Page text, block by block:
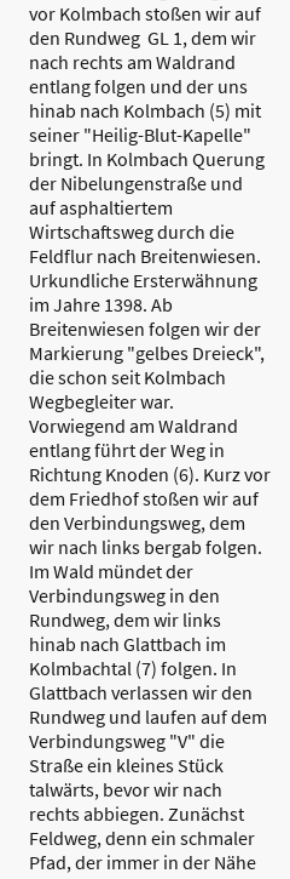
vor Kolmbach stoßen wir auf
den Rundweg GL 1, dem wir
nach rechts am Waldrand
entlang folgen und der uns
hinab nach Kolmbach (5) mit
seiner "Heilig-Blut-Kapelle"
bringt. In Kolmbach Querung
der Nibelungenstraße und
auf asphaltiertem
Wirtschaftsweg durch die
Feldflur nach Breitenwiesen.
Urkundliche Ersterwähnung
im Jahre 1398. Ab
Breitenwiesen folgen wir der
Markierung "gelbes Dreieck",
die schon seit Kolmbach
Wegbegleiter war.
Vorwiegend am Waldrand
entlang führt der Weg in
Richtung Knoden (6). Kurz vor
dem Friedhof stoßen wir auf
den Verbindungsweg, dem
wir nach links bergab folgen.
Im Wald mündet der
Verbindungsweg in den
Rundweg, dem wir links
hinab nach Glattbach im
Kolmbachtal (7) folgen. In
Glattbach verlassen wir den
Rundweg und laufen auf dem
Verbindungsweg "V" die
Straße ein kleines Stück
talwärts, bevor wir nach
rechts abbiegen. Zunächst
Feldweg, denn ein schmaler
Pfad, der immer in der Nähe